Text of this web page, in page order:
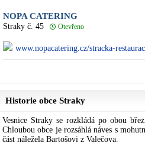
NOPA CATERING
Straky č. 45 Otevřeno
www.nopacatering.cz/stracka-
Historie obce Straky
Vesnice Straky se rozkládá po obou
Chloubou obce je rozsáhlá náves s
část náležela Bartošovi z Valečova.